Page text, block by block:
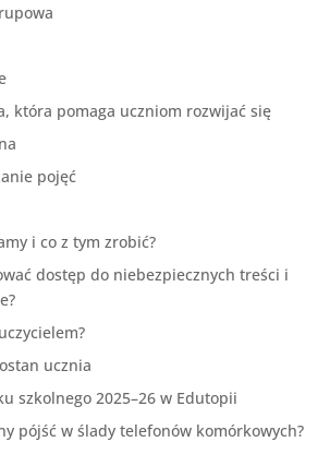
która pomaga uczniom rozwijać się
pojęć
i co z tym zrobić?
dostęp do niebezpiecznych treści i
ucznia
szkolnego 2025–26 w Edutopii
pójść w ślady telefonów komórkowych?